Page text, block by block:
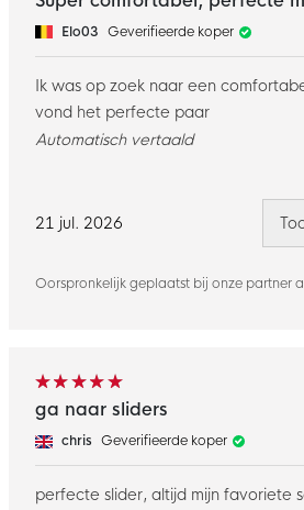
21 jul. 2026
Oorspronkelijk geplaatst bij onze partner
Elo03 Geverifieerde koper
Ik was op zoek naar een
vond het perfecte paar
Automatisch vertaald
ga naar sliders
chris Geverifieerde koper
perfecte slider, altijd mijn favoriete